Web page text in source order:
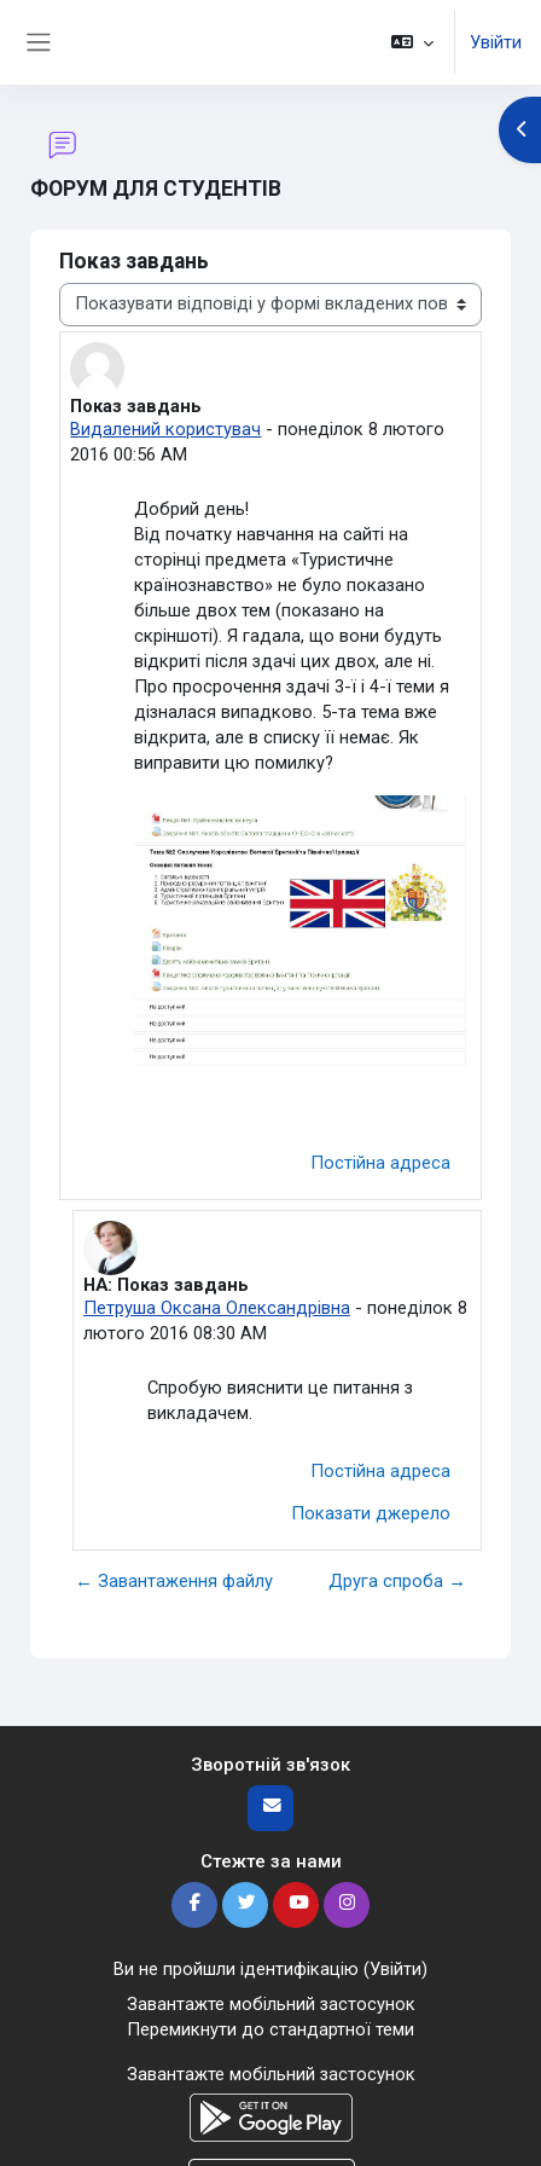
Увійти
ФОРУМ ДЛЯ СТУДЕНТІВ
Показ завдань
Тип показу
Показ завдань
Видалений користувач -понеділок 8 лютого
2016 00:56 AM
Кількість відповідей: 1
Добрий день!
Від початку навчання на сайті на
сторінці предмета «Туристичне
країнознавство» не було показано
більше двох тем (показано на
скріншоті). Я гадала, що вони будуть
відкриті після здачі цих двох, але ні.
Про просрочення здачі 3-ї і 4-ї теми я
дізналася випадково. 5-та тема вже
відкрита, але в списку її немає. Як
виправити цю помилку?
Постійна адреса
У відповідь на Видалений користувач
НА: Показ завдань
Петруша Оксана Олександрівна- понеділок 8
лютого 2016 08:30 AM
Спробую вияснити це питання з
викладачем.
Постійна адреса
Показати джерело
← Завантаження файлу Друга спроба →
Зворотній зв'язок
Стежте за нами
Ви не пройшли ідентифікацію (Увійти)
Завантажте мобільний застосунок
Перемикнути до стандартної теми
Завантажте мобільний застосунок